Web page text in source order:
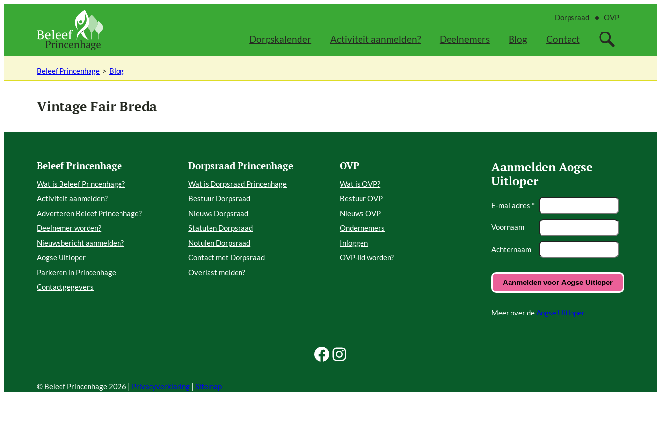
inhoud
Dorpsraad OVP
Dorpskalender Activiteit aanmelden? Deelnemers Blog Contact
Beleef Princenhage Blog
Vintage Fair Breda
Beleef Princenhage
Wat is Beleef Princenhage?
Activiteit aanmelden?
Adverteren Beleef Princenhage?
Deelnemer worden?
Nieuwsbericht aanmelden?
Aogse Uitloper
Parkeren in Princenhage
Contactgegevens
Dorpsraad Princenhage
Wat is Dorpsraad Princenhage
Bestuur Dorpsraad
Nieuws Dorpsraad
Statuten Dorpsraad
Notulen Dorpsraad
Contact met Dorpsraad
Overlast melden?
OVP
Wat is OVP?
Bestuur OVP
Nieuws OVP
Ondernemers
Inloggen
OVP-lid worden?
Aanmelden Aogse
Uitloper
E-mailadres *
Voornaam
Achternaam
Meer over deAogse Uitloper
Facebook Beleef Princenhage
Instagram Beleef Princenhage
© Beleef Princenhage 2026 | Privacyverklaring |Sitemap